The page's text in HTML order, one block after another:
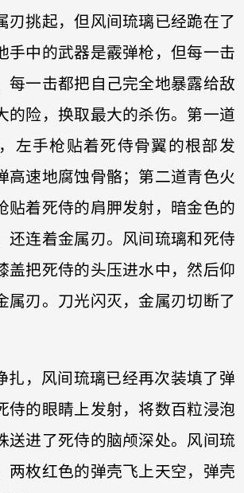
刃挑起，但风间琉璃已经跪在了
手中的武器是霰弹枪，但每一击
每一击都把自己完全地暴露给敌
的险，换取最大的杀伤。第一道
左手枪贴着死侍骨翼的根部发
高速地腐蚀骨骼；第二道青色火
贴着死侍的肩胛发射，暗金色的
还连着金属刃。风间琉璃和死侍
盖把死侍的头压进水中，然后仰
属刃。刀光闪灭，金属刃切断了
扎，风间琉璃已经再次装填了弹
侍的眼睛上发射，将数百粒浸泡
送进了死侍的脑颅深处。风间琉
两枚红色的弹壳飞上天空，弹壳